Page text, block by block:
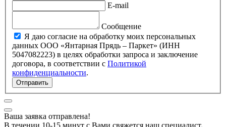
E-mail
Сообщение
Я даю согласие на обработку моих персональных
данных ООО «Янтарная Прядь – Паркет» (ИНН
5047082223) в целях обработки запроса и заключение
договора, в соответствии с Политикой
конфиденциальности.
Отправить
Ваша заявка отправлена!
В течении 10-15 минут с Вами свяжется наш специалист.